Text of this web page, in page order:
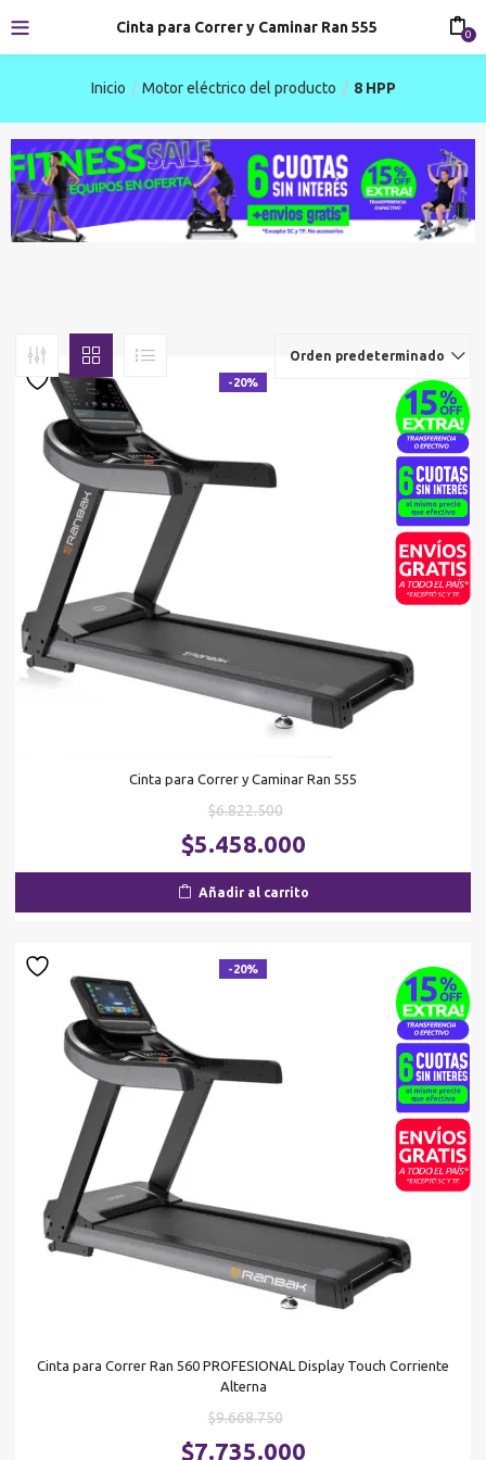
Cinta para Correr y Caminar Ran 555 0
Inicio Motor eléctrico del producto 8 HPP
Orden predeterminado
-20%
Cinta para Correr y Caminar Ran 555
$6.822.500El
precio
original
era:
$6.822.500.
$5.458.000
Añadir al carrito
-20%
Cinta para Correr Ran 560 PROFESIONAL Display Touch Corriente
Alterna
$9.668.750El
precio
$7.735.000